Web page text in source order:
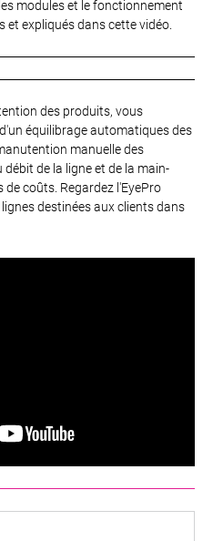
modules et le fonctionnement
et expliqués dans cette vidéo.
des produits, vous
équilibrage automatiques des
manuelle des
de la ligne et de la main-
coûts. Regardez l'EyePro
destinées aux clients dans